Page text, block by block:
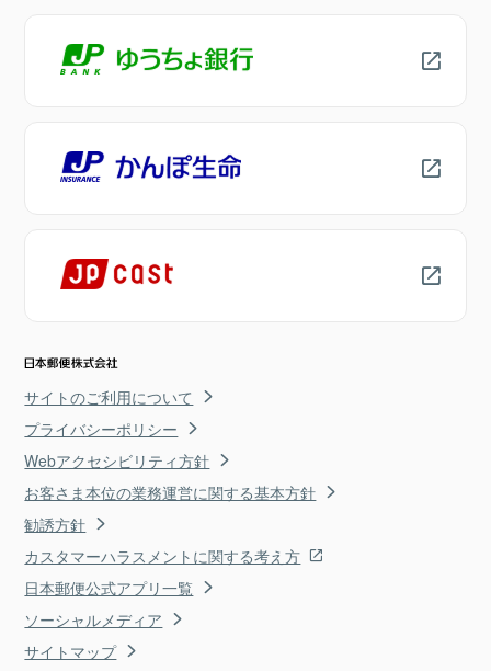
サイトのご利用について
プライバシーポリシー
Webアクセシビリティ方針
お客さま本位の業務運営に関する基本方針
勧誘方針
カスタマーハラスメントに関する考え方
日本郵便公式アプリ一覧
ソーシャルメディア
サイトマップ